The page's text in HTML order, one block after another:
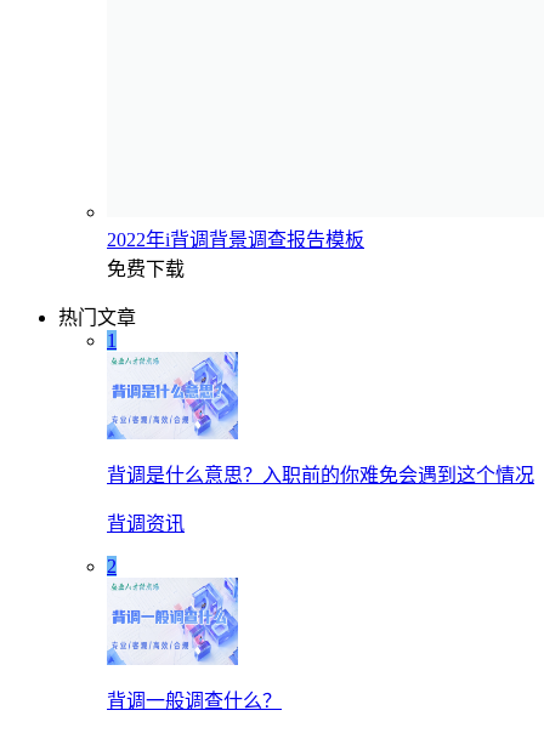
2022年i背调背景调查报告模板
免费下载
热门文章
1
背调是什么意思？入职前的你难免会遇到这个情况
背调资讯
2
背调一般调查什么？